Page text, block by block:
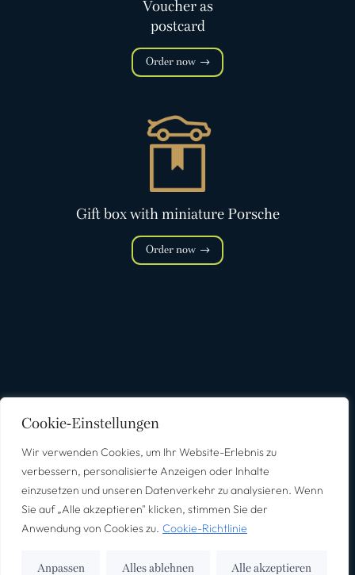
Cookie-Einstellungen
Wir verwenden Cookies, um Ihr Website-Erlebnis zu
verbessern, personalisierte Anzeigen oder Inhalte
einzusetzen und unseren Datenverkehr zu analysieren. Wenn
Sie auf „Alle akzeptieren" klicken, stimmen Sie der
Anwendung von Cookies zu. Cookie-Richtlinie
Anpassen Alles ablehnen Alle akzeptieren
Voucher as
postcard
Order now
Gift box with miniature Porsche
Order now
Kontakt
Impressum
Datenschutz
©2025 – Alle Rechte vorbehalten.